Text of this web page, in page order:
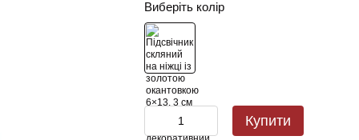
Виберіть колір
Купити